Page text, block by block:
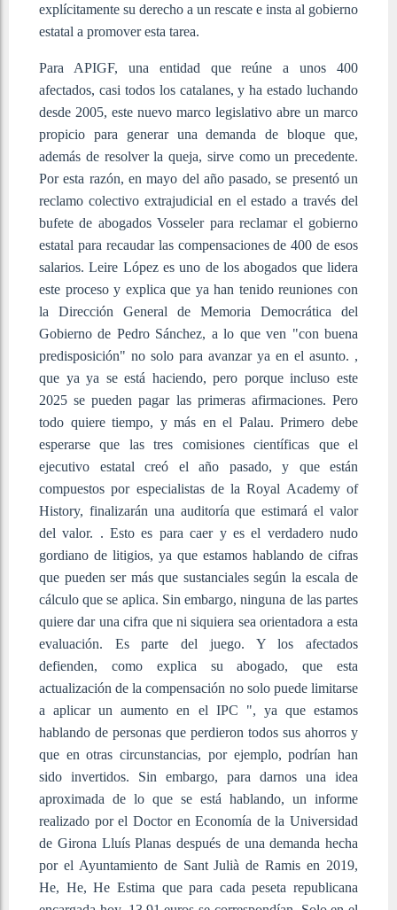
explícitamente su derecho a un rescate e insta al gobierno
estatal a promover esta tarea.
Para APIGF, una entidad que reúne a unos 400
afectados, casi todos los catalanes, y ha estado luchando
desde 2005, este nuevo marco legislativo abre un marco
propicio para generar una demanda de bloque que,
además de resolver la queja, sirve como un precedente.
Por esta razón, en mayo del año pasado, se presentó un
reclamo colectivo extrajudicial en el estado a través del
bufete de abogados Vosseler para reclamar el gobierno
estatal para recaudar las compensaciones de 400 de esos
salarios. Leire López es uno de los abogados que lidera
este proceso y explica que ya han tenido reuniones con
la Dirección General de Memoria Democrática del
Gobierno de Pedro Sánchez, a lo que ven "con buena
predisposición" no solo para avanzar ya en el asunto. ,
que ya ya se está haciendo, pero porque incluso este
2025 se pueden pagar las primeras afirmaciones. Pero
todo quiere tiempo, y más en el Palau. Primero debe
esperarse que las tres comisiones científicas que el
ejecutivo estatal creó el año pasado, y que están
compuestos por especialistas de la Royal Academy of
History, finalizarán una auditoría que estimará el valor
del valor. . Esto es para caer y es el verdadero nudo
gordiano de litigios, ya que estamos hablando de cifras
que pueden ser más que sustanciales según la escala de
cálculo que se aplica. Sin embargo, ninguna de las partes
quiere dar una cifra que ni siquiera sea orientadora a esta
evaluación. Es parte del juego. Y los afectados
defienden, como explica su abogado, que esta
actualización de la compensación no solo puede limitarse
a aplicar un aumento en el IPC ", ya que estamos
hablando de personas que perdieron todos sus ahorros y
que en otras circunstancias, por ejemplo, podrían han
sido invertidos. Sin embargo, para darnos una idea
aproximada de lo que se está hablando, un informe
realizado por el Doctor en Economía de la Universidad
de Girona Lluís Planas después de una demanda hecha
por el Ayuntamiento de Sant Julià de Ramis en 2019,
He, He, He Estima que para cada peseta republicana